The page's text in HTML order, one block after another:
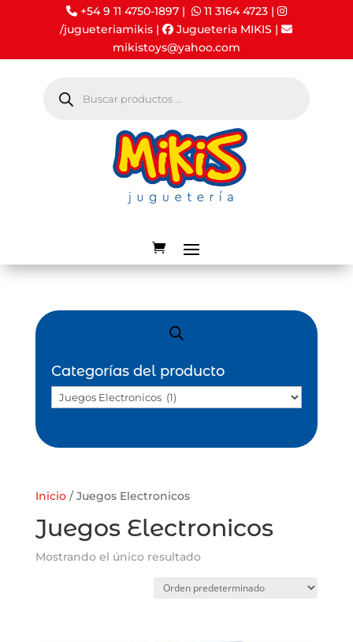
+54 9 11 4750-1897 | 11 3164 4723|
/jugueteriamikis | Jugueteria MIKIS |
mikistoys@yahoo.com
productos
Inicio/ Juegos Electronicos
Juegos Electronicos
Mostrando el único resultado
Categorías del producto